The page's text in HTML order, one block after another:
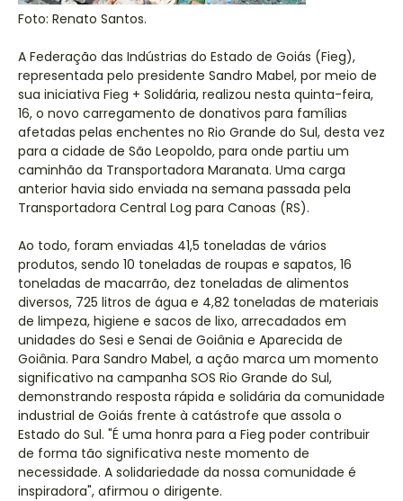
Foto: Renato Santos.
A Federação das Indústrias do Estado de Goiás (Fieg),
representada pelo presidente Sandro Mabel, por meio de
sua iniciativa Fieg + Solidária, realizou nesta quinta-feira,
16, o novo carregamento de donativos para famílias
afetadas pelas enchentes no Rio Grande do Sul, desta vez
para a cidade de São Leopoldo, para onde partiu um
caminhão da Transportadora Maranata. Uma carga
anterior havia sido enviada na semana passada pela
Transportadora Central Log para Canoas (RS).
Ao todo, foram enviadas 41,5 toneladas de vários
produtos, sendo 10 toneladas de roupas e sapatos, 16
toneladas de macarrão, dez toneladas de alimentos
diversos, 725 litros de água e 4,82 toneladas de materiais
de limpeza, higiene e sacos de lixo, arrecadados em
unidades do Sesi e Senai de Goiânia e Aparecida de
Goiânia. Para Sandro Mabel, a ação marca um momento
significativo na campanha SOS Rio Grande do Sul,
demonstrando resposta rápida e solidária da comunidade
industrial de Goiás frente à catástrofe que assola o
Estado do Sul. "É uma honra para a Fieg poder contribuir
de forma tão significativa neste momento de
necessidade. A solidariedade da nossa comunidade é
inspiradora", afirmou o dirigente.